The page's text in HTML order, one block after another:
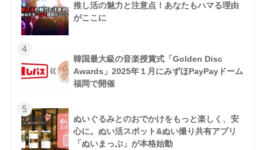
推し活の魅力と注意点！あなたもハマる理由
がここに
4
韓国最大級の音楽授賞式「Golden Disc
Awards」2025年１月にみずほPayPayドーム
福岡で開催
5
ぬいぐるみとのおでかけをもっと楽しく、安
心に。ぬい活スポット&ぬい撮り共有アプリ
「ぬいまっぷ」が本格始動